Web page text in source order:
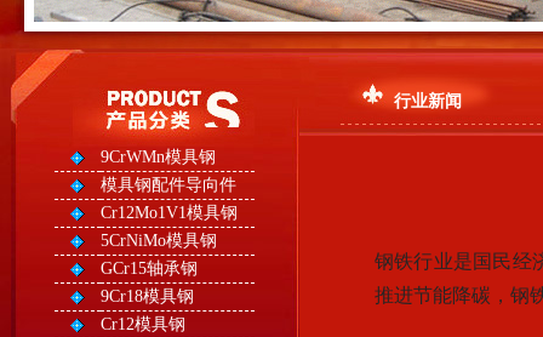
9CrWMn模具钢
模具钢配件导向件
Cr12Mo1V1模具钢
5CrNiMo模具钢
GCr15轴承钢
9Cr18模具钢
Cr12模具钢
行业新闻
钢铁行业是国民经
推进节能降碳，钢